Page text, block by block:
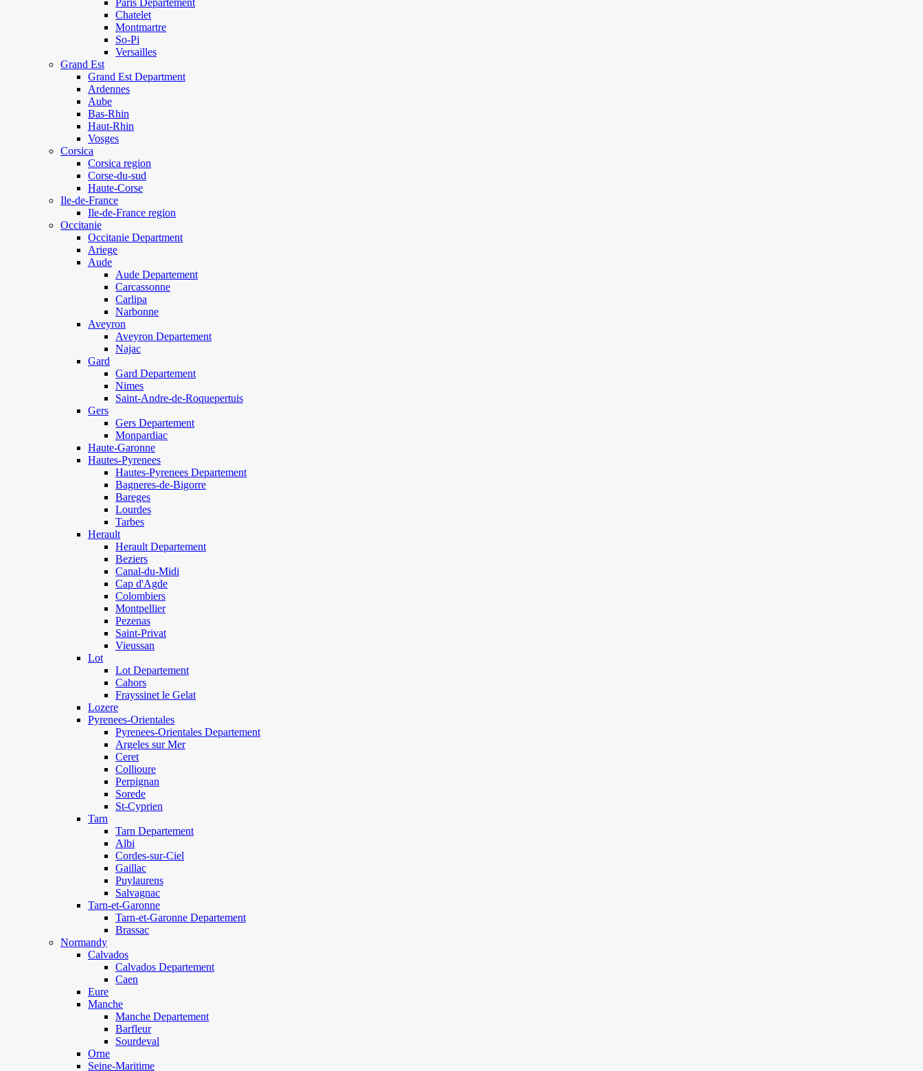
Paris Departement
Chatelet
Montmartre
So-Pi
Versailles
Grand Est
Grand Est Department
Ardennes
Aube
Bas-Rhin
Haut-Rhin
Vosges
Corsica
Corsica region
Corse-du-sud
Haute-Corse
Ile-de-France
Ile-de-France region
Occitanie
Occitanie Department
Ariege
Aude
Aude Departement
Carcassonne
Carlipa
Narbonne
Aveyron
Aveyron Departement
Najac
Gard
Gard Departement
Nimes
Saint-Andre-de-Roquepertuis
Gers
Gers Departement
Monpardiac
Haute-Garonne
Hautes-Pyrenees
Hautes-Pyrenees Departement
Bagneres-de-Bigorre
Bareges
Lourdes
Tarbes
Herault
Herault Departement
Beziers
Canal-du-Midi
Cap d'Agde
Colombiers
Montpellier
Pezenas
Saint-Privat
Vieussan
Lot
Lot Departement
Cahors
Frayssinet le Gelat
Lozere
Pyrenees-Orientales
Pyrenees-Orientales Departement
Argeles sur Mer
Ceret
Collioure
Perpignan
Sorede
St-Cyprien
Tarn
Tarn Departement
Albi
Cordes-sur-Ciel
Gaillac
Puylaurens
Salvagnac
Tarn-et-Garonne
Tarn-et-Garonne Departement
Brassac
Normandy
Calvados
Calvados Departement
Caen
Eure
Manche
Manche Departement
Barfleur
Sourdeval
Orne
Seine-Maritime